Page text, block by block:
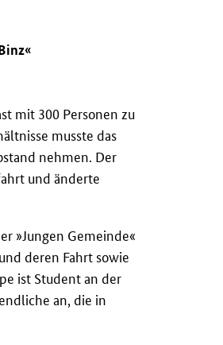
mit 300 Personen zu
musste das
nehmen. Der
und änderte
»Jungen Gemeinde«
deren Fahrt sowie
ist Student an der
an, die in